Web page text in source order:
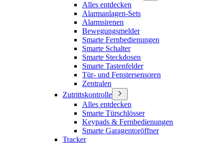
Alles entdecken
Alarmanlagen-Sets
Alarmsirenen
Bewegungsmelder
Smarte Fernbedienungen
Smarte Schalter
Smarte Steckdosen
Smarte Tastenfelder
Tür- und Fenstersensoren
Zentralen
Zutrittskontrolle
Alles entdecken
Smarte Türschlösser
Keypads & Fernbedienungen
Smarte Garagentoröffner
Tracker